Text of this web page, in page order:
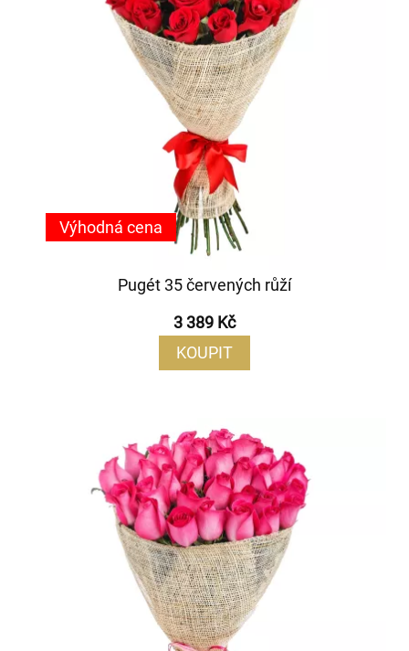
Pugét 35 červených růží
3 389 Kč
KOUPIT
Výhodná cena